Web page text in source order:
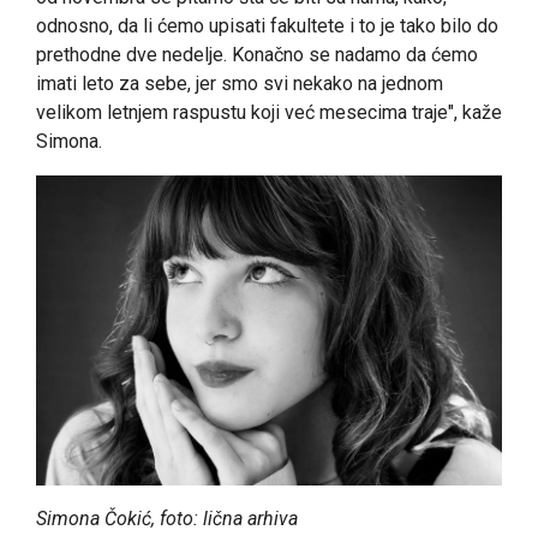
odnosno, da li ćemo upisati fakultete i to je tako bilo do
prethodne dve nedelje. Konačno se nadamo da ćemo
imati leto za sebe, jer smo svi nekako na jednom
velikom letnjem raspustu koji već mesecima traje", kaže
Simona.
Simona Čokić, foto: lična arhiva